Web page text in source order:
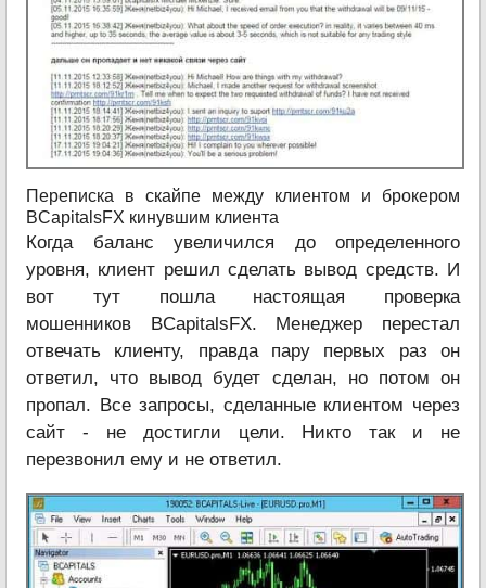
Переписка в скайпе между клиентом и брокером
BCapitalsFX кинувшим клиента
Когда баланс увеличился до определенного
уровня, клиент решил сделать вывод средств. И
вот тут пошла настоящая проверка
мошенников BCapitalsFX. Менеджер перестал
отвечать клиенту, правда пару первых раз он
ответил, что вывод будет сделан, но потом он
пропал. Все запросы, сделанные клиентом через
сайт - не достигли цели. Никто так и не
перезвонил ему и не ответил.